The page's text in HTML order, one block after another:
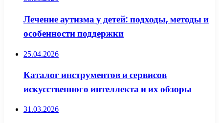
Лечение аутизма у детей: подходы, методы и
особенности поддержки
25.04.2026
Каталог инструментов и сервисов
искусственного интеллекта и их обзоры
31.03.2026